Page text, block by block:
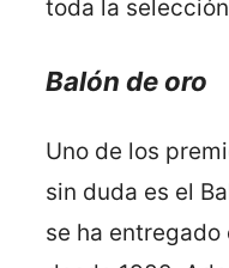
toda la
Balón de oro
Uno de los
sin duda es el
se ha